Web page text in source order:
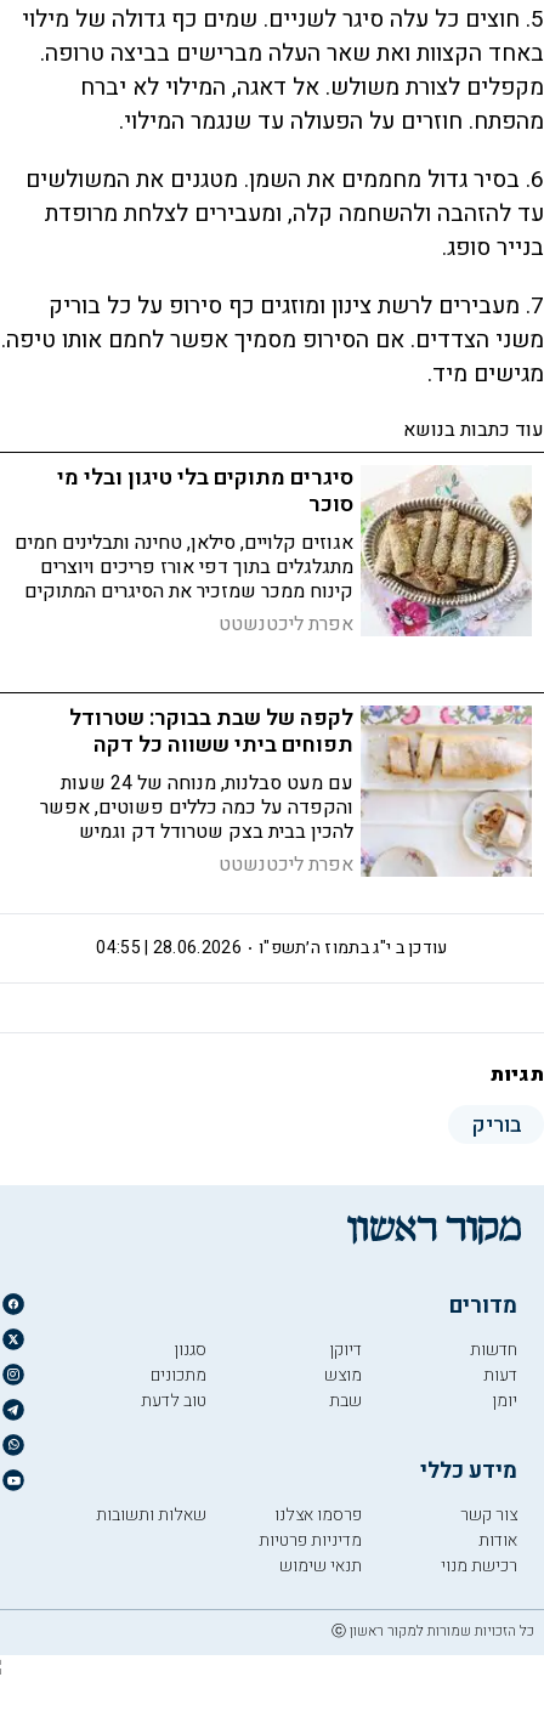
5. חוצים כל עלה סיגר לשניים. שמים כף גדולה של מילוי
באחד הקצוות ואת שאר העלה מברישים בביצה טרופה.
מקפלים לצורת משולש. אל דאגה, המילוי לא יברח
מהפתח. חוזרים על הפעולה עד שנגמר המילוי.
6. בסיר גדול מחממים את השמן. מטגנים את המשולשים
עד להזהבה ולהשחמה קלה, ומעבירים לצלחת מרופדת
בנייר סופג.
7. מעבירים לרשת צינון ומוזגים כף סירופ על כל בוריק
משני הצדדים. אם הסירופ מסמיך אפשר לחמם אותו טיפה.
מגישים מיד.
עוד כתבות בנושא
סיגרים מתוקים בלי טיגון ובלי מי
סוכר
אגוזים קלויים, סילאן, טחינה ותבלינים חמים
מתגלגלים בתוך דפי אורז פריכים ויוצרים
קינוח ממכר שמזכיר את הסיגרים המתוקים
של פעם, רק בגרסה קלילה יותר
אפרת ליכטנשטט
לקפה של שבת בבוקר: שטרודל
תפוחים ביתי ששווה כל דקה
עם מעט סבלנות, מנוחה של 24 שעות
והקפדה על כמה כללים פשוטים, אפשר
להכין בבית בצק שטרודל דק וגמיש
שמתאים למלית תפוחים קלאסית
אפרת ליכטנשטט
י"ג בתמוז ה׳תשפ"ו 28.06.2026 | 04:55 עודכן ב
תגיות
בוריק
מדורים
חדשות
דעות
יומן
דיוקן
מוצש
שבת
סגנון
מתכונים
טוב לדעת
מידע כללי
צור קשר
אודות
רכישת מנוי
פרסמו אצלנו
מדיניות פרטיות
תנאי שימוש
שאלות ותשובות
כל הזכויות שמורות למקור ראשון ⓒ